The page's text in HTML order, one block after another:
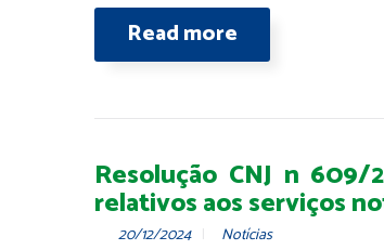
Read more
Resolução CNJ n
relativos aos serviços
20/12/2024 Notícias